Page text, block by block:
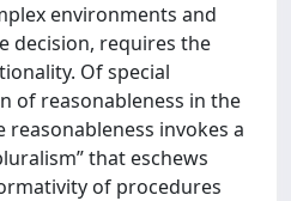
environments and
decision, requires the
Of special
of reasonableness in the
invokes a
that eschews
of procedures